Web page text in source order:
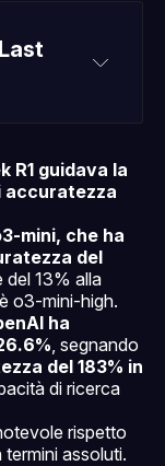
R1 guidava la
accuratezza
mini, che ha
del
del 13% alla
o3-mini-high.
ha
, segnando
del 183% in
di ricerca
rispetto
termini assoluti.